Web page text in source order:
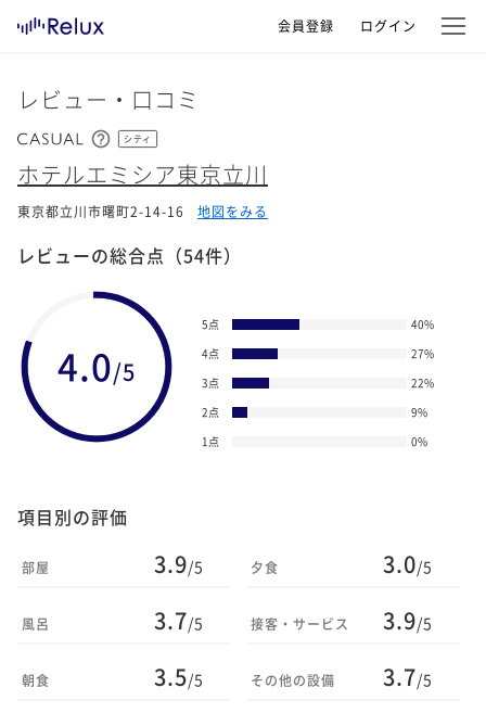
会員登録 ログイン
レビュー・口コミ
シティ
ホテルエミシア東京立川
東京都立川市曙町2-14-16 地図をみる
レビューの総合点 （54件）
4.0/5
5点 40%
4点
27%
3点
22%
2点
9%
1点
0%
項目別の評価
部屋 3.9/5
風呂 3.7/5
朝食 3.5/5
夕食 3.0/5
接客・サービス 3.9/5
その他の設備 3.7/5